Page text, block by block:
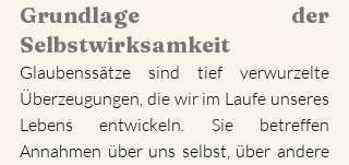
Grundlage der
Selbstwirksamkeit
Glaubenssätze sind tief verwurzelte
Überzeugungen, die wir im Laufe unseres
Lebens entwickeln. Sie betreffen
Annahmen über uns selbst, über andere